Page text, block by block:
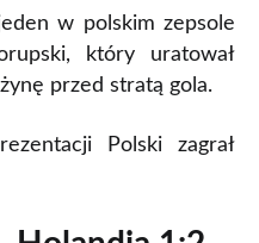
w polskim zepsole
który uratował
przed stratą gola.
Polski zagrał